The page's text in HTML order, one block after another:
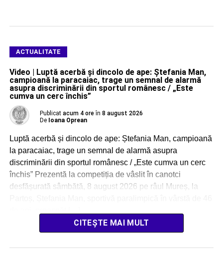
ACTUALITATE
Video | Luptă acerbă și dincolo de ape: Ștefania Man,
campioană la paracaiac, trage un semnal de alarmă
asupra discriminării din sportul românesc / „Este
cumva un cerc închis”
Publicat acum 4 ore în 8 august 2026
De Ioana Oprean
Luptă acerbă și dincolo de ape: Ștefania Man, campioană
la paracaiac, trage un semnal de alarmă asupra
discriminării din sportul românesc / „Este cumva un cerc
închis” Prezentă la competiția de vâslit în canotci
desfășurată sâmbătă, 8 august 2026 pe râul Mureș, la
CITEȘTE MAI MULT